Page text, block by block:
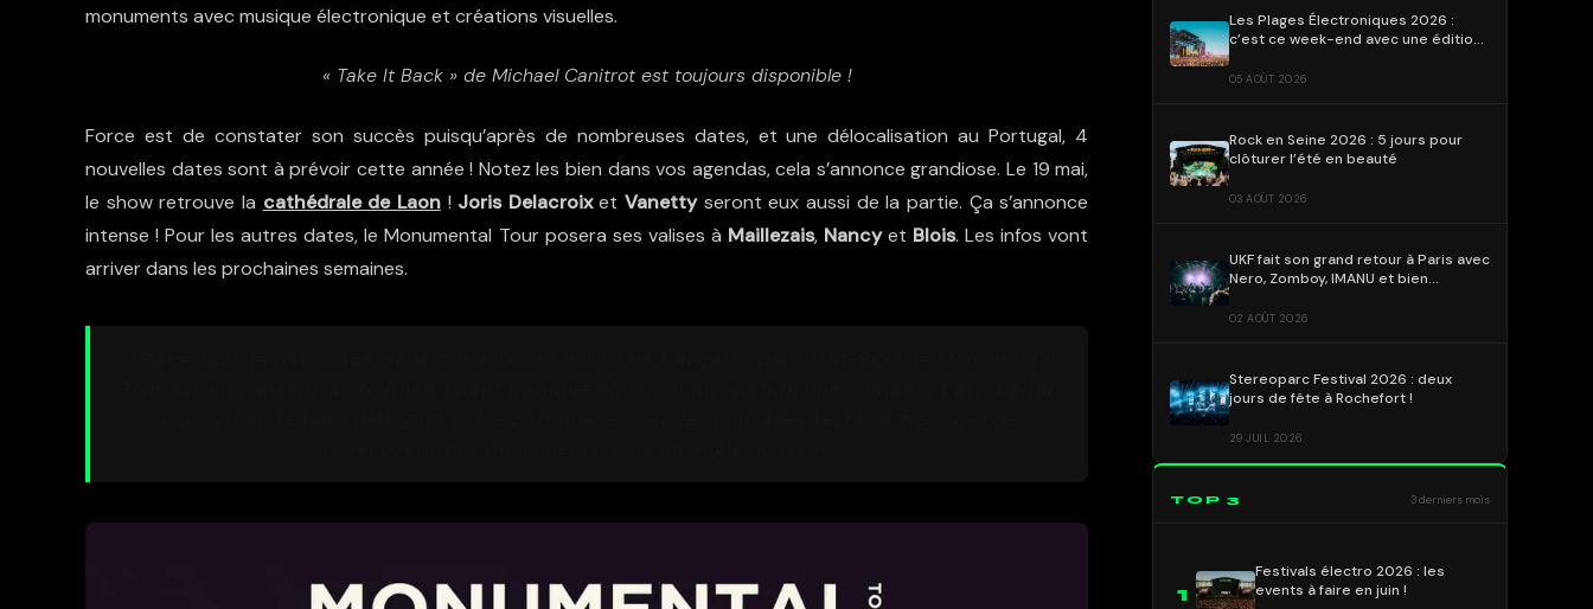
monuments avec musique électronique et créations visuelles.
« Take It Back » de Michael Canitrot est toujours disponible !
Force est de constater son succès puisqu’après de nombreuses dates, et une délocalisation au Portugal, 4
nouvelles dates sont à prévoir cette année ! Notez les bien dans vos agendas, cela s’annonce grandiose. Le 19 mai,
le show retrouve la cathédrale de Laon! Joris DelacroixetVanettyseront eux aussi de la partie. Ça s’annonce
intense ! Pour les autres dates, le Monumental Tour posera ses valises à Maillezais, Nancyet Blois. Les infos vont
arriver dans les prochaines semaines.
Les Plages Électroniques 2026 :
c’est ce week-end avec une édition
05 AOÛT 2026
Rock en Seine 2026 : 5 jours pour
clôturer l’été en beauté
03 AOÛT 2026
UKF fait son grand retour à Paris avec
Nero, Zomboy, IMANU et bien
02 AOÛT 2026
Stereoparc Festival 2026 : deux
jours de fête à Rochefort !
29 JUIL 2026
TOP 3 3 derniers mois
1
Festivals électro 2026 : les
events à faire en juin !